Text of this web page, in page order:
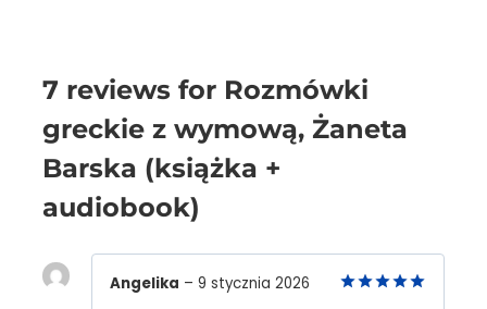
Żaneta
(książka
audiobook)
7 reviews for Rozmówki
greckie z wymową, Żaneta
Barska (książka +
audiobook)
Angelika – 9 stycznia 2026